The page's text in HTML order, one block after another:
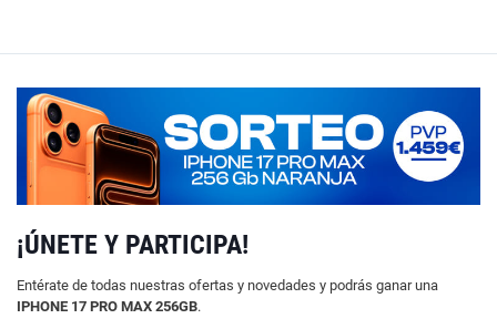
¡ÚNETE Y PARTICIPA!
Entérate de todas nuestras ofertas y novedades y podrás ganar una
IPHONE 17 PRO MAX 256GB.